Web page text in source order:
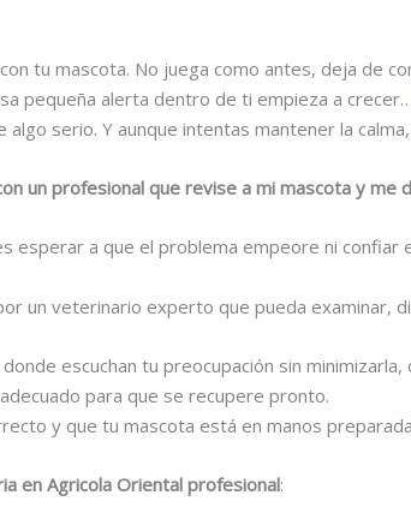
tu mascota. No juega como antes, deja de
pequeña alerta dentro de ti empieza a crecer…
serio. Y aunque intentas mantener la
un profesional que revise a mi mascota y me
esperar a que el problema empeore ni
un veterinario experto que pueda examinar,
escuchan tu preocupación sin
para que se recupere pronto.
y que tu mascota está en manos
en Agricola Oriental profesional: